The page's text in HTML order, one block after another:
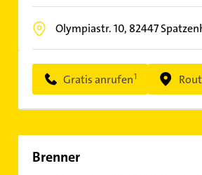
Olympiastr. 10, 82447
Gratis anrufen
Brenner